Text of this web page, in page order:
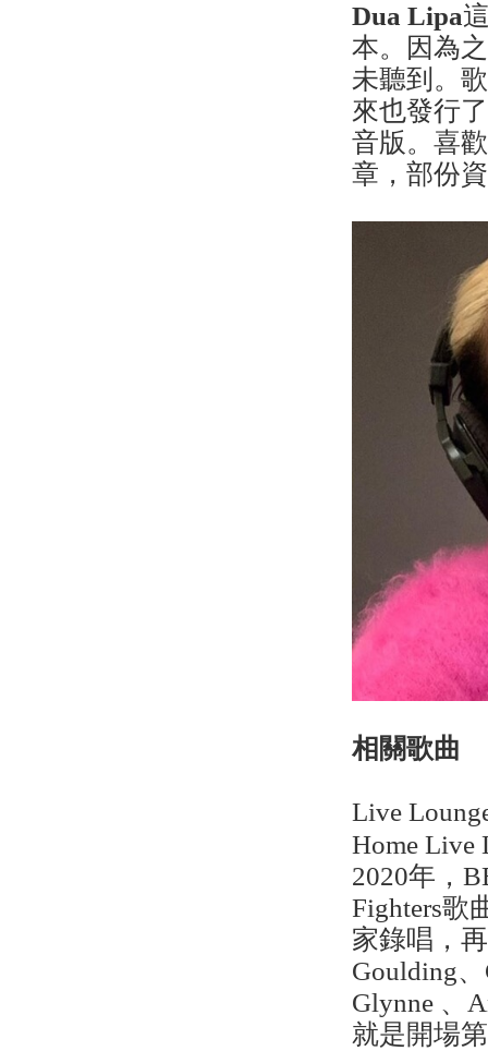
Dua Lipa
本。因為
未聽到。
來也發行
音版。喜
章，部份
相關歌曲
Live
Home Live
2020年，
Fighters歌
家錄唱，
Goulding
Glynne 、
就是開場